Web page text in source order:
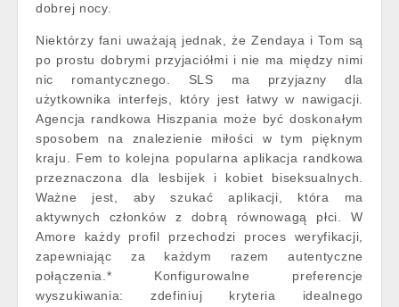
dobrej nocy.
Niektórzy fani uważają jednak, że Zendaya i Tom są
po prostu dobrymi przyjaciółmi i nie ma między nimi
nic romantycznego. SLS ma przyjazny dla
użytkownika interfejs, który jest łatwy w nawigacji.
Agencja randkowa Hiszpania może być doskonałym
sposobem na znalezienie miłości w tym pięknym
kraju. Fem to kolejna popularna aplikacja randkowa
przeznaczona dla lesbijek i kobiet biseksualnych.
Ważne jest, aby szukać aplikacji, która ma
aktywnych członków z dobrą równowagą płci. W
Amore każdy profil przechodzi proces weryfikacji,
zapewniając za każdym razem autentyczne
połączenia.* Konfigurowalne preferencje
wyszukiwania: zdefiniuj kryteria idealnego